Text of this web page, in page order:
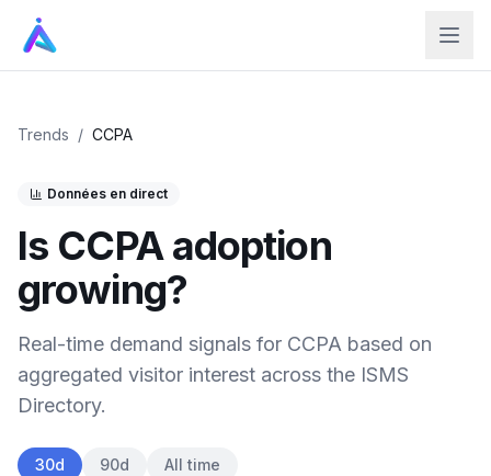
Trends / CCPA
Données en direct
Is CCPAadoption
growing?
Real-time demand signals for CCPA based on
aggregated visitor interest across the ISMS
Directory.
30d 90d All time